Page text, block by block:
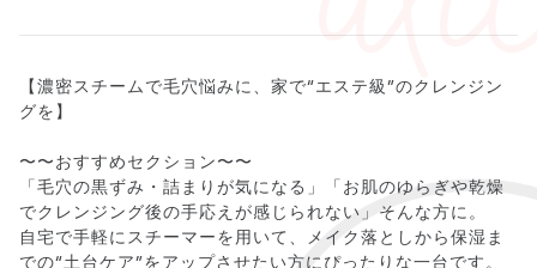
【濃密スチームで毛穴悩みに、家で“エステ級”のクレンジン
グを】
〜〜おすすめセクション〜〜
「毛穴の黒ずみ・詰まりが気になる」「お肌のゆらぎや乾燥
でクレンジング後の手応えが感じられない」そんな方に。
自宅で手軽にスチーマーを用いて、メイク落としから保湿ま
での“土台ケア”をアップさせたい方にぴったりな一台です。